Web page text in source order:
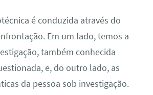
é conduzida através do
Em um lado, temos a
também conhecida
e, do outro lado, as
da pessoa sob investigação.